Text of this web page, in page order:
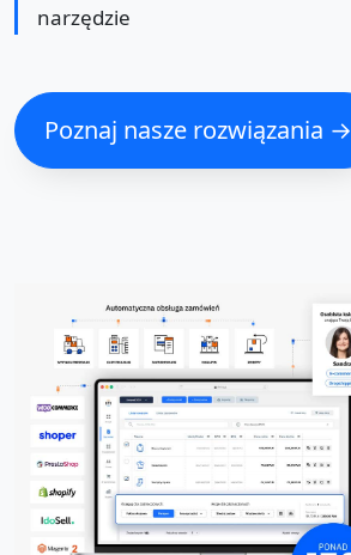
narzędzie
Poznaj nasze rozwiązania →